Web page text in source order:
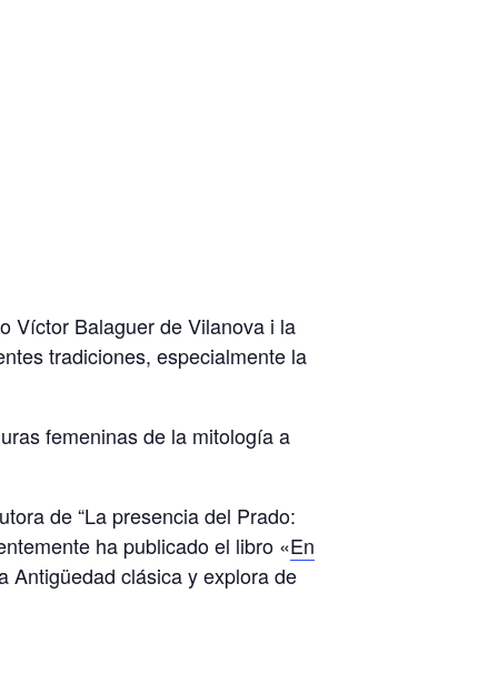
Víctor Balaguer de Vilanova i la
tradiciones, especialmente la
femeninas de la mitología a
de “La presencia del Prado:
ha publicado el libro «En
Antigüedad clásica y explora de